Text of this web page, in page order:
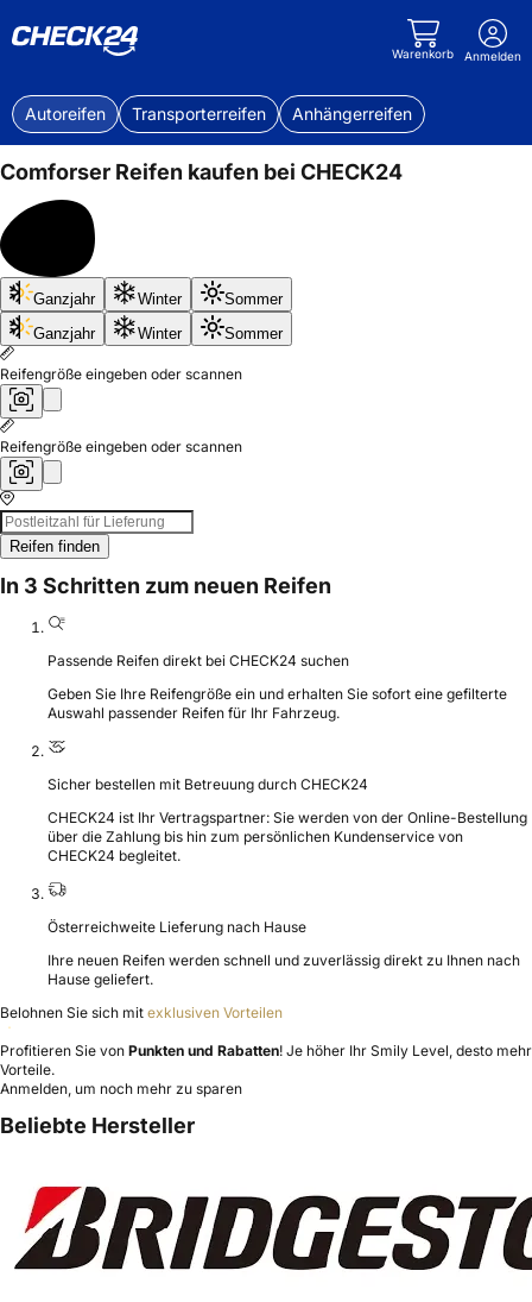
Warenkorb Anmelden
Autoreifen Transporterreifen Anhängerreifen
Comforser Reifen kaufen bei CHECK24
Bis
50%
sparen
Ganzjahr Winter
Sommer
Ganzjahr
Winter Sommer
Reifengröße eingeben oder scannen
Reifengröße eingeben oder scannen
Reifen finden
In 3 Schritten zum neuen Reifen
Passende Reifen direkt bei CHECK24 suchen
Geben Sie Ihre Reifengröße ein und erhalten Sie sofort eine gefilterte
Auswahl passender Reifen für Ihr Fahrzeug.
Sicher bestellen mit Betreuung durch CHECK24
CHECK24 ist Ihr Vertragspartner: Sie werden von der Online-Bestellung
über die Zahlung bis hin zum persönlichen Kundenservice von
CHECK24 begleitet.
Österreichweite Lieferung nach Hause
Ihre neuen Reifen werden schnell und zuverlässig direkt zu Ihnen nach
Hause geliefert.
Belohnen Sie sich mit exklusiven Vorteilen
Profitieren Sie von Punkten und Rabatten! Je höher Ihr Smily Level, desto mehr
Vorteile.
Anmelden, um noch mehr zu sparen
Beliebte Hersteller